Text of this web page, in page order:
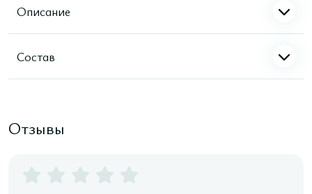
Описание
Состав
Отзывы